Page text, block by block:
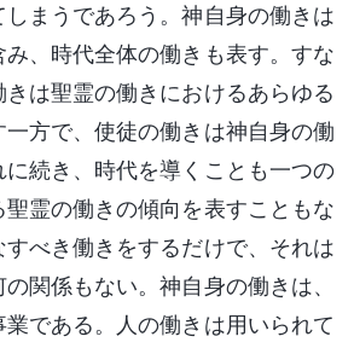
まうであろう。神自身の働きは
、時代全体の働きも表す。すな
は聖霊の働きにおけるあらゆる
方で、使徒の働きは神自身の働
に続き、時代を導くことも一つの
霊の働きの傾向を表すこともな
べき働きをするだけで、それは
関係もない。神自身の働きは、
である。人の働きは用いられて